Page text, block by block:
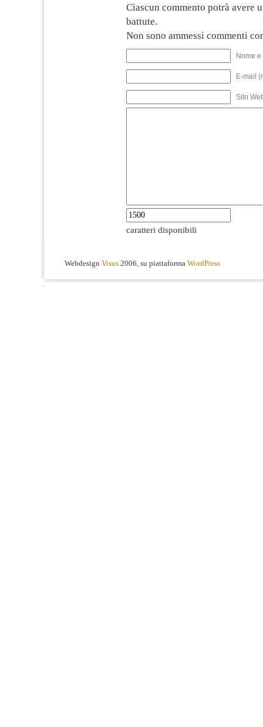
Ciascun commento potrà avere
battute.
Non sono ammessi commenti
Nome
E-mail
Sito
caratteri disponibili
Webdesign Visus 2006, su piattaforma WordPress